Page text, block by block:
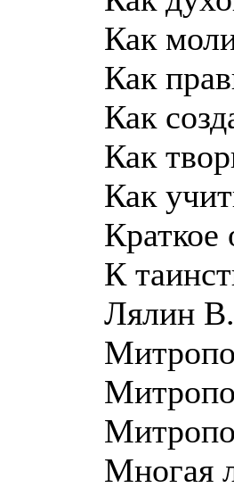
Как
Как
Как
Как
Как
Краткое
К
Лялин
Многая